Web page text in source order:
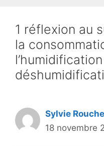
1 réflexion au
la
Sylvie Rouche
18 novembre